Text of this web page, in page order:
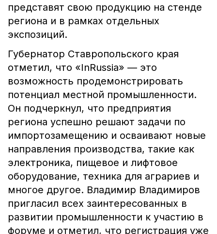
представят свою продукцию на стенде
региона и в рамках отдельных
экспозиций.
Губернатор Ставропольского края
отметил, что «InRussia» — это
возможность продемонстрировать
потенциал местной промышленности.
Он подчеркнул, что предприятия
региона успешно решают задачи по
импортозамещению и осваивают новые
направления производства, такие как
электроника, пищевое и лифтовое
оборудование, техника для аграриев и
многое другое. Владимир Владимиров
пригласил всех заинтересованных в
развитии промышленности к участию в
форуме и отметил, что регистрация уже